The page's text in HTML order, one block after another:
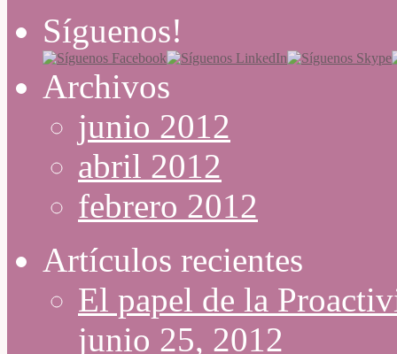
Síguenos!
Archivos
junio 2012
abril 2012
febrero 2012
Artículos recientes
El papel de la
junio 25, 2012